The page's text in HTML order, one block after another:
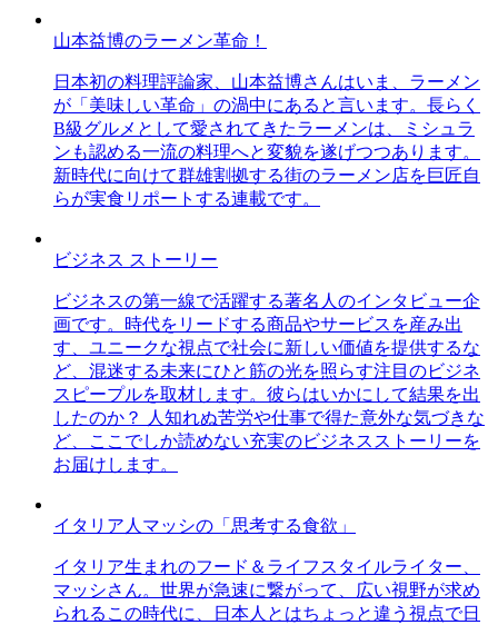
山本益博のラーメン革命！
日本初の料理評論家、山本益博さんはいま、ラーメン
が「美味しい革命」の渦中にあると言います。長らく
B級グルメとして愛されてきたラーメンは、ミシュラ
ンも認める一流の料理へと変貌を遂げつつあります。
新時代に向けて群雄割拠する街のラーメン店を巨匠自
らが実食リポートする連載です。
ビジネス ストーリー
ビジネスの第一線で活躍する著名人のインタビュー企
画です。時代をリードする商品やサービスを産み出
す、ユニークな視点で社会に新しい価値を提供するな
ど、混迷する未来にひと筋の光を照らす注目のビジネ
スピープルを取材します。彼らはいかにして結果を出
したのか？ 人知れぬ苦労や仕事で得た意外な気づきな
ど、ここでしか読めない充実のビジネスストーリーを
お届けします。
イタリア人マッシの「思考する食欲」
イタリア生まれのフード＆ライフスタイルライター、
マッシさん。世界が急速に繋がって、広い視野が求め
られるこの時代に、日本人とはちょっと違う視点で日